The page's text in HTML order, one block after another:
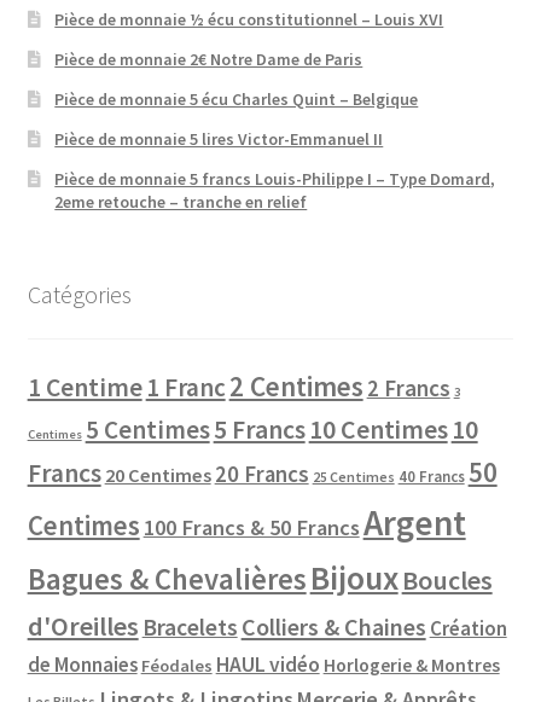
Pièce de monnaie ½ écu constitutionnel – Louis XVI
Pièce de monnaie 2€ Notre Dame de Paris
Pièce de monnaie 5 écu Charles Quint – Belgique
Pièce de monnaie 5 lires Victor-Emmanuel II
Pièce de monnaie 5 francs Louis-Philippe I – Type Domard,
2eme retouche – tranche en relief
Catégories
1 Centime1 Franc2 Centimes 2 Francs 3
Centimes 5 Centimes5 Francs10 Centimes10
Francs 20 Centimes 20 Francs 25 Centimes 40 Francs 50
Centimes 100 Francs & 50 FrancsArgent
Bagues & ChevalièresBijouxBoucles
d'Oreilles Bracelets Colliers & Chaines Création
de Monnaies Féodales HAUL vidéo Horlogerie & Montres